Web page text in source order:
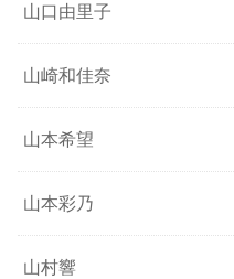
山口由里子
山崎和佳奈
山本希望
山本彩乃
山村響